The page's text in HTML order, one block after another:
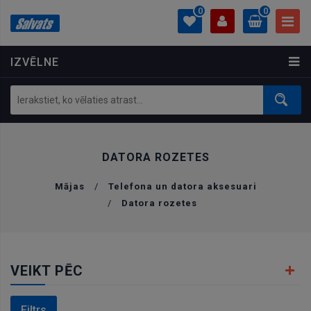
IZVĒLNE
0
PROFILS
Ielogoties
Izveidot kontu
0
0.00 €
DATORA ROZETES
Mājas /
Telefona un datora aksesuari
/
Datora rozetes
VEIKT PĒC